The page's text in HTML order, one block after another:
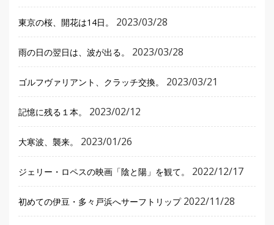
東京の桜、開花は14日。 2023/03/28
雨の日の翌日は、波が出る。 2023/03/28
ゴルフヴァリアント、クラッチ交換。 2023/03/21
記憶に残る１本。 2023/02/12
大寒波、襲来。 2023/01/26
ジェリー・ロペスの映画「陰と陽」を観て。 2022/12/17
初めての伊豆・多々戸浜へサーフトリップ 2022/11/28